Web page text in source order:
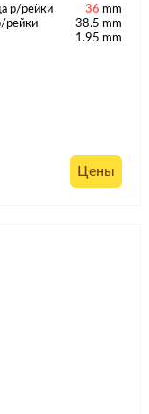
р/рейки 36 mm
рейки
38.5 mm
1.95 mm
Цены